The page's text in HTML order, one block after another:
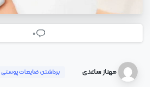
0
مهناز ساعدی برداشتن ضایعات پوستی